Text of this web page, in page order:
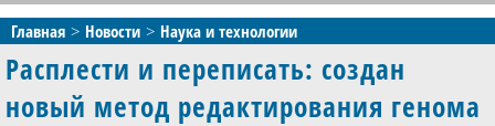
ПРОГРАММЫ ФОРУМ LIVE
Главная Новости Наука и технологии
Расплести и переписать: создан
новый метод редактирования генома